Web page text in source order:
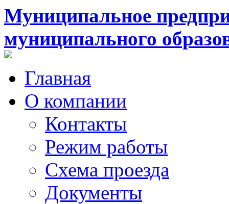
Муниципальное
муниципального
Главная
О компании
Контакты
Режим работы
Схема проезда
Документы